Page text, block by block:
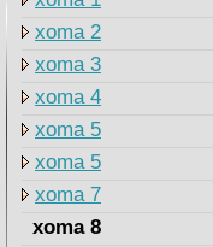
xoma 2
xoma 3
xoma 4
xoma 5
xoma 5
xoma 7
xoma 8